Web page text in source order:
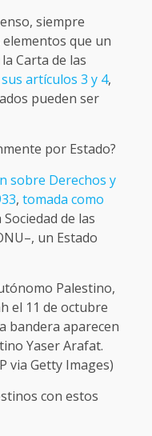
siempre
que un
Carta de las
artículos 3 y 4,
pueden ser
por Estado?
sobre Derechos y
, tomada como
de las
un Estado
Palestino,
el 11 de octubre
bandera aparecen
Yaser Arafat.
via Getty Images)
con estos